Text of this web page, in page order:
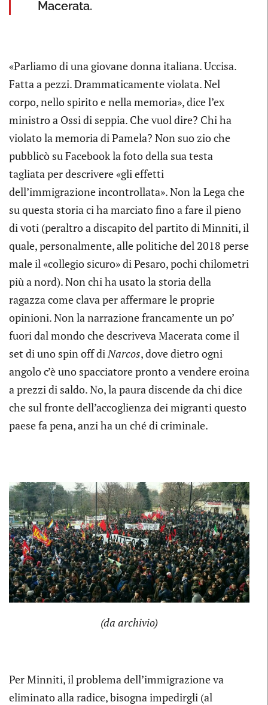
Macerata.
«Parliamo di una giovane donna italiana. Uccisa.
Fatta a pezzi. Drammaticamente violata. Nel
corpo, nello spirito e nella memoria», dice l’ex
ministro a Ossi di seppia. Che vuol dire? Chi ha
violato la memoria di Pamela? Non suo zio che
pubblicò su Facebook la foto della sua testa
tagliata per descrivere «gli effetti
dell’immigrazione incontrollata». Non la Lega che
su questa storia ci ha marciato fino a fare il pieno
di voti (peraltro a discapito del partito di Minniti, il
quale, personalmente, alle politiche del 2018 perse
male il «collegio sicuro» di Pesaro, pochi chilometri
più a nord). Non chi ha usato la storia della
ragazza come clava per affermare le proprie
opinioni. Non la narrazione francamente un po’
fuori dal mondo che descriveva Macerata come il
set di uno spin off diNarcos, dove dietro ogni
angolo c’è uno spacciatore pronto a vendere eroina
a prezzi di saldo. No, la paura discende da chi dice
che sul fronte dell’accoglienza dei migranti questo
paese fa pena, anzi ha un ché di criminale.
(da archivio)
Per Minniti, il problema dell’immigrazione va
eliminato alla radice, bisogna impedirgli (al